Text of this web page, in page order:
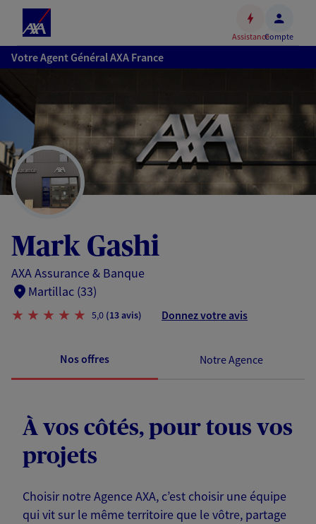
Accéder
au
Accéder
au
pied
de
page
AssistanceCompte
Votre Agent Général AXA France
Mark Gashi
AXA Assurance & Banque
Martillac (33)
5,0 (13 avis) Donnez votre avis
Nos offres Notre Agence
À vos côtés, pour tous vos
projets
Choisir notre Agence AXA, c’est choisir une équipe
qui vit sur le même territoire que le vôtre, partage